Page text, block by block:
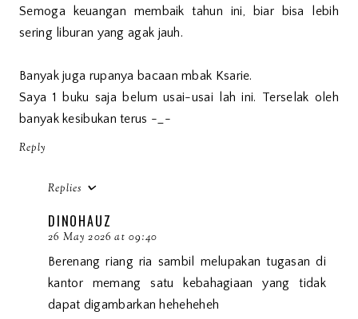
Semoga keuangan membaik tahun ini, biar bisa lebih
sering liburan yang agak jauh.
Banyak juga rupanya bacaan mbak Ksarie.
Saya 1 buku saja belum usai-usai lah ini. Terselak oleh
banyak kesibukan terus -_-
Reply
Replies
DINOHAUZ
26 May 2026 at 09:40
Berenang riang ria sambil melupakan tugasan di
kantor memang satu kebahagiaan yang tidak
dapat digambarkan heheheheh